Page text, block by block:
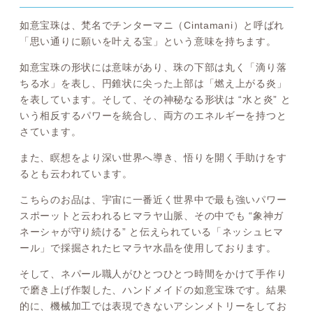
如意宝珠は、梵名でチンターマニ（Cintamani）と呼ばれ
「思い通りに願いを叶える宝」という意味を持ちます。
如意宝珠の形状には意味があり、珠の下部は丸く「滴り落
ちる水」を表し、円錐状に尖った上部は「燃え上がる炎」
を表しています。そして、その神秘なる形状は “水と炎” と
いう相反するパワーを統合し、両方のエネルギーを持つと
さています。
また、瞑想をより深い世界へ導き、悟りを開く手助けをす
るとも云われています。
こちらのお品は、宇宙に一番近く世界中で最も強いパワー
スポーットと云われるヒマラヤ山脈、その中でも “象神ガ
ネーシャが守り続ける” と伝えられている「ネッシュヒマ
ール」で採掘されたヒマラヤ水晶を使用しております。
そして、ネパール職人がひとつひとつ時間をかけて手作り
で磨き上げ作製した、ハンドメイドの如意宝珠です。結果
的に、機械加工では表現できないアシンメトリーをしてお